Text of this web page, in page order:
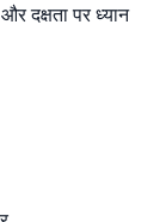
दक्षता पर ध्यान